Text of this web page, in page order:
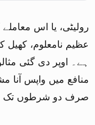
رولیٹی، یا اس
عظیم نامعلوم،
ہے۔ اوپر دی گئی
منافع میں واپس
صرف دو شرطوں تک